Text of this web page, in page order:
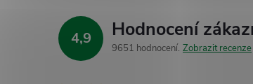
4,9 Hodnocení
9651 hodnocení Zobrazit recenze